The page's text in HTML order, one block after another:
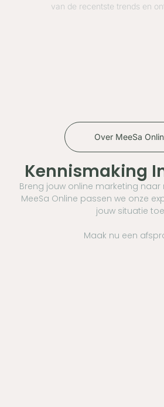
van de recentste trends en
Over MeeSa
Kennismaking
Breng jouw online marketing naar
MeeSa Online passen we onze
jouw situatie
Maak nu een